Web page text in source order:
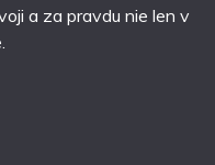
a za pravdu nie len v